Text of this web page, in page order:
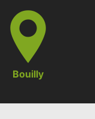
Bouilly